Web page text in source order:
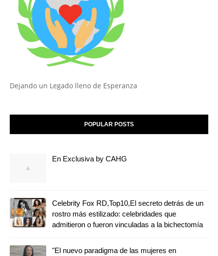
Dejando un Legado lleno de Esperanza
POPULAR POSTS
En Exclusiva by CAHG
Celebrity Fox RD,Top10,El secreto detrás de un
rostro más estilizado: celebridades que
admitieron o fueron vinculadas a la bichectomía
"El nuevo paradigma de las mujeres en